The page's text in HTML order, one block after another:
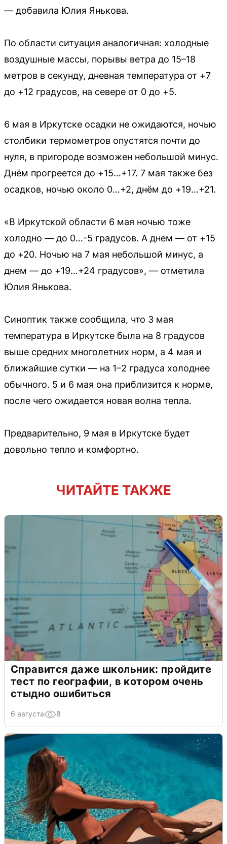
— добавила Юлия Янькова.
По области ситуация аналогичная: холодные
воздушные массы, порывы ветра до 15–18
метров в секунду, дневная температура от +7
до +12 градусов, на севере от 0 до +5.
6 мая в Иркутске осадки не ожидаются, ночью
столбики термометров опустятся почти до
нуля, в пригороде возможен небольшой минус.
Днём прогреется до +15…+17. 7 мая также без
осадков, ночью около 0…+2, днём до +19…+21.
«В Иркутской области 6 мая ночью тоже
холодно — до 0…-5 градусов. А днем — от +15
до +20. Ночью на 7 мая небольшой минус, а
днем — до +19…+24 градусов», — отметила
Юлия Янькова.
Синоптик также сообщила, что 3 мая
температура в Иркутске была на 8 градусов
выше средних многолетних норм, а 4 мая и
ближайшие сутки — на 1–2 градуса холоднее
обычного. 5 и 6 мая она приблизится к норме,
после чего ожидается новая волна тепла.
Предварительно, 9 мая в Иркутске будет
довольно тепло и комфортно.
ЧИТАЙТЕ ТАКЖЕ
Справится даже школьник: пройдите
тест по географии, в котором очень
стыдно ошибиться
6 августа 8